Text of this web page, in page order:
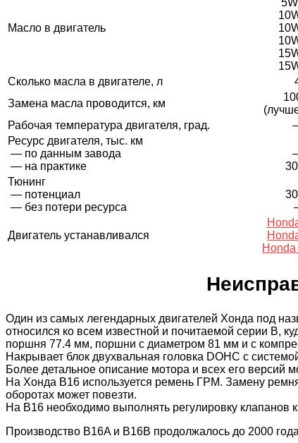
Масло в двигатель
Сколько масла в двигателе, л
Замена масла проводится, км
Рабочая температура двигателя, град.
Ресурс двигателя, тыс. км
— по данным завода
— на практике
Тюнинг
— потенциал
— без потери ресурса
Двигатель устанавливался
Один из самых легендарных двигателей Хонда под
относился ко всем известной и почитаемой серии В,
поршня 77.4 мм, поршни с диаметром 81 мм и с
Накрывает блок двухвальная головка DOHC c
Более детальное описание мотора и всех его версий
На Хонда B16 используется ремень ГРМ. Замену
оборотах может повезти.
На B16 необходимо выполнять регулировку
Производство B16A и B16B продолжалось до 2000